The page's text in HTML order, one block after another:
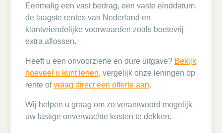
Eenmalig een vast bedrag, een vaste einddatum,
de laagste rentes van Nederland en
klantvriendelijke voorwaarden zoals boetevrij
extra aflossen.
Heeft u een onvoorziene en dure uitgave? Bekijk
hoeveel u kunt lenen, vergelijk onze leningen op
rente ofvraag direct een offerte aan.
Wij helpen u graag om zo verantwoord mogelijk
uw lastige onverwachte kosten te dekken.